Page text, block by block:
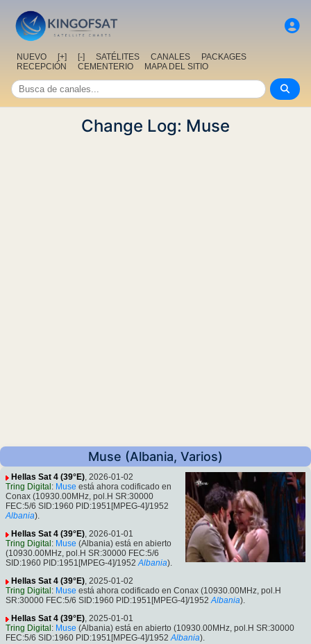
NUEVO [+] [-] SATÉLITES CANALES
PACKAGES
RECEPCIÓN
CEMENTERIO MAPA DEL SITIO
Change Log: Muse
Muse (Albania, Varios)
Hellas Sat 4 (39°E), 2026-01-02
Tring Digital : Muse está ahora codificado en
Conax (10930.00MHz, pol.H SR:30000
FEC:5/6 SID:1960 PID:1951[MPEG-4]/1952
Albania).
Hellas Sat 4 (39°E), 2026-01-01
Tring Digital : Muse (Albania) está en abierto
(10930.00MHz, pol.H SR:30000 FEC:5/6
SID:1960 PID:1951[MPEG-4]/1952 Albania).
Hellas Sat 4 (39°E), 2025-01-02
Tring Digital : Muse está ahora codificado en Conax (10930.00MHz, pol.H
SR:30000 FEC:5/6 SID:1960 PID:1951[MPEG-4]/1952 Albania).
Hellas Sat 4 (39°E), 2025-01-01
Tring Digital : Muse (Albania) está en abierto (10930.00MHz, pol.H SR:30000
FEC:5/6 SID:1960 PID:1951[MPEG-4]/1952 Albania).